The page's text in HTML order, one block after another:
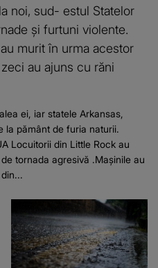
noi, sud- estul Statelor
și furtuni violente.
murit în urma acestor
au ajuns cu răni
ei, iar statele Arkansas,
la pământ de furia naturii.
Locuitorii din Little Rock au
tornada agresivă .Mașinile au